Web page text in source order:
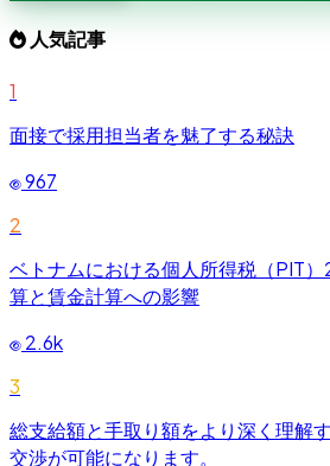
人気記事
1
面接で採用担当者を魅了する秘訣
967
2
ベトナムにおける個人所得税（PIT
算と賃金計算への影響
2.6k
3
総支給額と手取り額をより深く理解
交渉が可能になります。